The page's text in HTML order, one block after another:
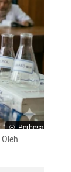
Perbesar